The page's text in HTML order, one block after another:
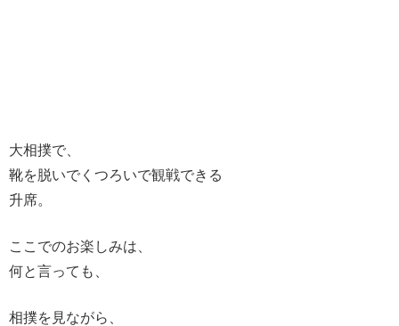
大相撲で、
靴を脱いでくつろいで観戦できる
升席。
ここでのお楽しみは、
何と言っても、
相撲を見ながら、